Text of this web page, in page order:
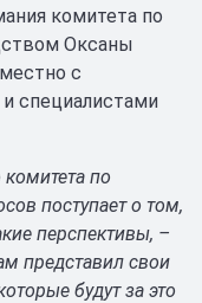
комитета по
Оксаны
с
специалистами
по
поступает о том,
перспективы, –
представил свои
будут за это